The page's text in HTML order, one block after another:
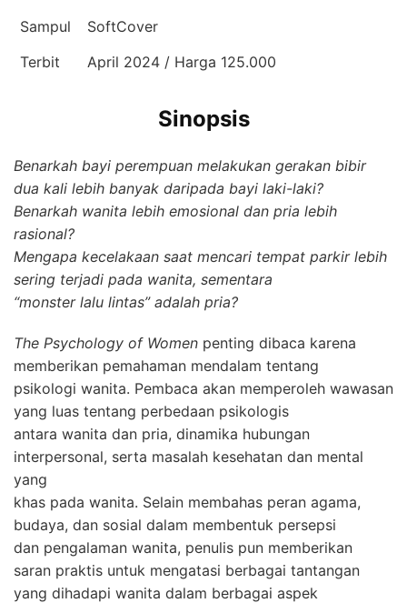
Sampul
SoftCover
Terbit
April 2024 / Harga 125.000
Sinopsis
Benarkah bayi perempuan melakukan gerakan bibir
dua kali lebih banyak daripada bayi laki-laki?
Benarkah wanita lebih emosional dan pria lebih
rasional?
Mengapa kecelakaan saat mencari tempat parkir lebih
sering terjadi pada wanita, sementara
“monster lalu lintas” adalah pria?
The Psychology of Women penting dibaca karena
memberikan pemahaman mendalam tentang
psikologi wanita. Pembaca akan memperoleh wawasan
yang luas tentang perbedaan psikologis
antara wanita dan pria, dinamika hubungan
interpersonal, serta masalah kesehatan dan mental
yang
khas pada wanita. Selain membahas peran agama,
budaya, dan sosial dalam membentuk persepsi
dan pengalaman wanita, penulis pun memberikan
saran praktis untuk mengatasi berbagai tantangan
yang dihadapi wanita dalam berbagai aspek